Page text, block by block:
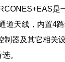
是
道天线，内置4
制器及其它相关
。